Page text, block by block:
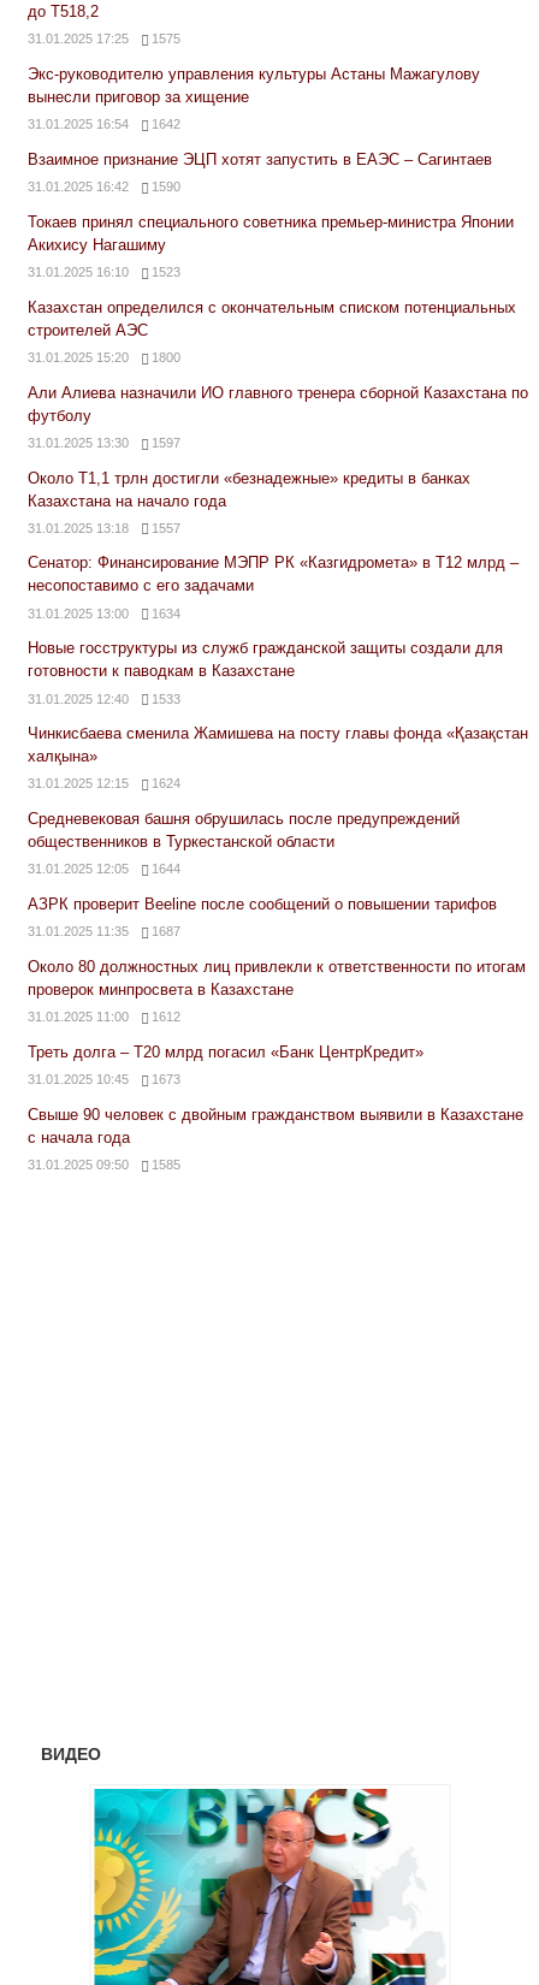
до Т518,2
31.01.2025 17:25 1575
Экс-руководителю управления культуры Астаны Мажагулову
вынесли приговор за хищение
31.01.2025 16:54 1642
Взаимное признание ЭЦП хотят запустить в ЕАЭС – Сагинтаев
31.01.2025 16:42 1590
Токаев принял специального советника премьер-министра Японии
Акихису Нагашиму
31.01.2025 16:10 1523
Казахстан определился с окончательным списком потенциальных
строителей АЭС
31.01.2025 15:20 1800
Али Алиева назначили ИО главного тренера сборной Казахстана по
футболу
31.01.2025 13:30 1597
Около Т1,1 трлн достигли «безнадежные» кредиты в банках
Казахстана на начало года
31.01.2025 13:18 1557
Сенатор: Финансирование МЭПР РК «Казгидромета» в Т12 млрд –
несопоставимо с его задачами
31.01.2025 13:00 1634
Новые госструктуры из служб гражданской защиты создали для
готовности к паводкам в Казахстане
31.01.2025 12:40 1533
Чинкисбаева сменила Жамишева на посту главы фонда «Қазақстан
халқына»
31.01.2025 12:15 1624
Средневековая башня обрушилась после предупреждений
общественников в Туркестанской области
31.01.2025 12:05 1644
АЗРК проверит Beeline после сообщений о повышении тарифов
31.01.2025 11:35 1687
Около 80 должностных лиц привлекли к ответственности по итогам
проверок минпросвета в Казахстане
31.01.2025 11:00 1612
Треть долга – Т20 млрд погасил «Банк ЦентрКредит»
31.01.2025 10:45 1673
Свыше 90 человек с двойным гражданством выявили в Казахстане
с начала года
31.01.2025 09:50 1585
ВИДЕО